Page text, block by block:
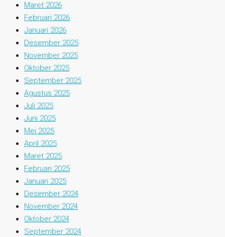
Maret 2026
Februari 2026
Januari 2026
Desember 2025
November 2025
Oktober 2025
September 2025
Agustus 2025
Juli 2025
Juni 2025
Mei 2025
April 2025
Maret 2025
Februari 2025
Januari 2025
Desember 2024
November 2024
Oktober 2024
September 2024